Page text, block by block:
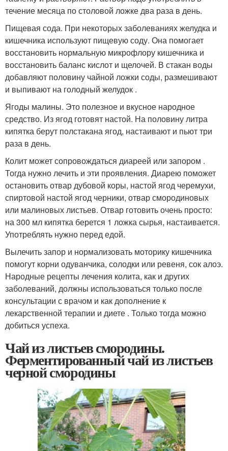
течение месяца по столовой ложке два раза в день.
Пищевая сода. При некоторых заболеваниях желудка и
кишечника используют пищевую соду. Она помогает
восстановить нормальную микрофлору кишечника и
восстановить баланс кислот и щелочей. В стакан воды
добавляют половину чайной ложки соды, размешивают
и выпивают на голодный желудок .
Ягоды малины. Это полезное и вкусное народное
средство. Из ягод готовят настой. На половину литра
кипятка берут полстакана ягод, настаивают и пьют три
раза в день.
Колит может сопровождаться диареей или запором .
Тогда нужно лечить и эти проявления. Диарею поможет
остановить отвар дубовой коры, настой ягод черемухи,
спиртовой настой ягод черники, отвар смородиновых
или малиновых листьев. Отвар готовить очень просто:
на 300 мл кипятка берется 1 ложка сырья, настаивается.
Употреблять нужно перед едой.
Вылечить запор и нормализовать моторику кишечника
помогут корни одуванчика, солодки или ревеня, сок алоэ.
Народные рецепты лечения колита, как и других
заболеваний, должны использоваться только после
консультации с врачом и как дополнение к
лекарственной терапии и диете . Только тогда можно
добиться успеха.
Чай из листьев смородины.
Ферментированный чай из листьев
черной смородины